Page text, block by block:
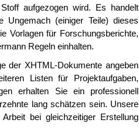
aufgezogen wird. Es handelt
Ungemach (einiger Teile) dieses
Vorlagen für Forschungsberichte,
Regeln einhalten.
der XHTML-Dokumente angeben
Listen für Projektaufgaben,
erhalten Sie ein professionell
lang schätzen sein. Unsere
bei gleichzeitiger Erstellung